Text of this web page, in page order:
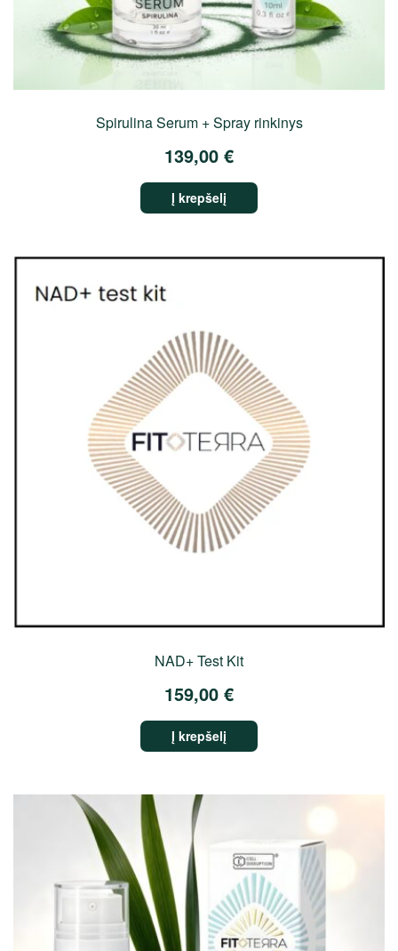
Spirulina Serum + Spray rinkinys
139,00 €
Į krepšelį
NAD+ Test Kit
159,00 €
Į krepšelį